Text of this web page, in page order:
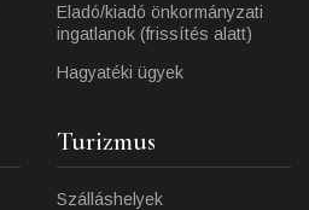
Eladó/kiadó önkormányzati
ingatlanok (frissítés alatt)
Hagyatéki ügyek
Turizmus
Szálláshelyek